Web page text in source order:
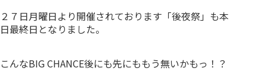
２７日月曜日より開催されております「後夜祭」も本
日最終日となりました。
こんなBIG CHANCE後にも先にももう無いかもっ！？